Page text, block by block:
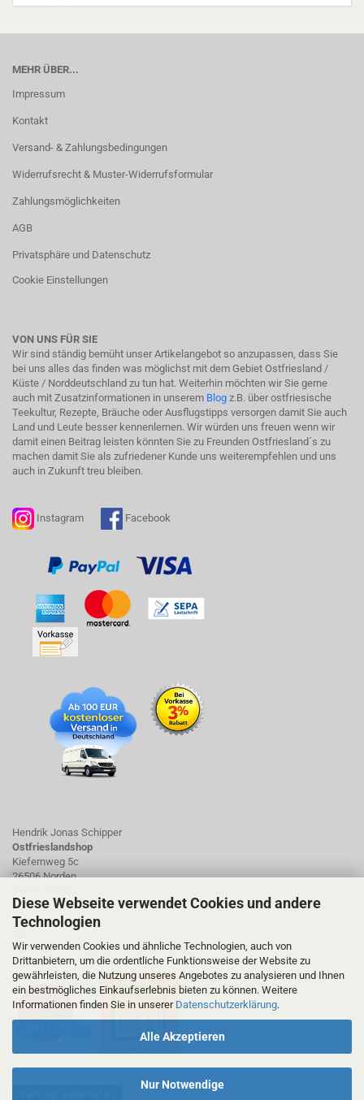
Diese Webseite verwendet Cookies und andere
Technologien
Wir verwenden Cookies und ähnliche Technologien, auch von
Drittanbietern, um die ordentliche Funktionsweise der Website zu
gewährleisten, die Nutzung unseres Angebotes zu analysieren und Ihnen
ein bestmögliches Einkaufserlebnis bieten zu können. Weitere
Informationen finden Sie in unserer Datenschutzerklärung.
Alle Akzeptieren
Nur Notwendige
MEHR ÜBER...
Impressum
Kontakt
Versand- & Zahlungsbedingungen
Widerrufsrecht & Muster-Widerrufsformular
Zahlungsmöglichkeiten
AGB
Privatsphäre und Datenschutz
Cookie Einstellungen
VON UNS FÜR SIE
Wir sind ständig bemüht unser Artikelangebot so anzupassen, dass Sie
bei uns alles das finden was möglichst mit dem Gebiet Ostfriesland /
Küste / Norddeutschland zu tun hat. Weiterhin möchten wir Sie gerne
auch mit Zusatzinformationen in unserem Blog z.B. über ostfriesische
Teekultur, Rezepte, Bräuche oder Ausflugstipps versorgen damit Sie auch
Land und Leute besser kennenlernen. Wir würden uns freuen wenn wir
damit einen Beitrag leisten könnten Sie zu Freunden Ostfriesland´s zu
machen damit Sie als zufriedener Kunde uns weiterempfehlen und uns
auch in Zukunft treu bleiben.
Instagram Facebook
Hendrik Jonas Schipper
Ostfrieslandshop
Kiefernweg 5c
26506 Norden
Tel.: 01723423661
ostfrieslandshop@ostfrieslandshop.de